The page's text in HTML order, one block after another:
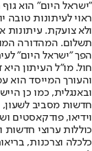
"ישראל היום" הוא
ראוי לעיתונות טובה
ולא צועקת. עיתונות
הפך "ישראל היום"
חול. מו"ל העיתון
והעורך המייסד הוא
חדשות מסביב לשעון,
וידיאו, פודקאסטים
כוללות ערוצי חדשות